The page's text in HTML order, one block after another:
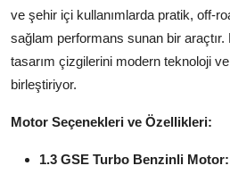
ve şehir içi kullanımlarda pratik, off-
sağlam performans sunan bir araçtır.
tasarım çizgilerini modern teknoloji
birleştiriyor.
Motor Seçenekleri ve Özellikleri:
1.3 GSE Turbo Benzinli Motor: